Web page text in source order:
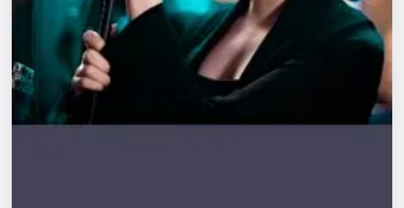
Артисты
Рейтинги